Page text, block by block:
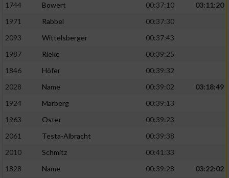
1744
Bowert 00:37:10
03:11:20
1971
Rabbel
00:37:30
2093
Wittelsberger
00:37:43
1987
Rieke
00:39:25
1846
Höfer
00:39:32
2028
Name 00:39:02
03:18:49
1924
Marberg
00:39:13
1963
Oster
00:39:23
2061
Testa-Albracht
00:39:38
2010
Schmitz
00:41:33
1828
Name 00:39:28
03:22:02